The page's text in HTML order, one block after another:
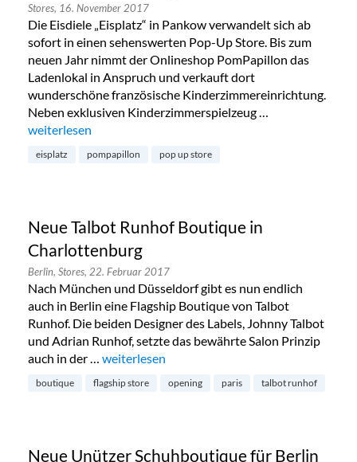
Stores, 16. November 2017
Die Eisdiele „Eisplatz“ in Pankow verwandelt sich ab
sofort in einen sehenswerten Pop-Up Store. Bis zum
neuen Jahr nimmt der Onlineshop PomPapillon das
Ladenlokal in Anspruch und verkauft dort
wunderschöne französische Kinderzimmereinrichtung.
Neben exklusiven Kinderzimmerspielzeug …
„PomPapillon Pop-Up Store in Pankow“
weiterlesen
eisplatz pompapillon pop up store
Neue Talbot Runhof Boutique in
Charlottenburg
Berlin, Stores, 22. Februar 2017
Nach München und Düsseldorf gibt es nun endlich
auch in Berlin eine Flagship Boutique von Talbot
Runhof. Die beiden Designer des Labels, Johnny Talbot
und Adrian Runhof, setzte das bewährte Salon Prinzip
auch in der … „Neue Talbot Runhof Boutique in
weiterlesen
boutique flagship store opening paris talbot runhof
Neue Unützer Schuhboutique für Berlin